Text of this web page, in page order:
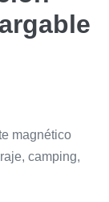
magnético
camping,